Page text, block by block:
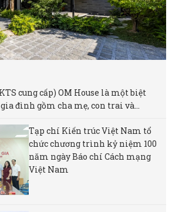
cung cấp) OM House là một biệt
đình gồm cha mẹ, con trai và...
Tạp chí Kiến trúc Việt Nam tổ
chức chương trình kỷ niệm 100
năm ngày Báo chí Cách mạng
Việt Nam